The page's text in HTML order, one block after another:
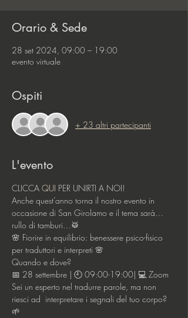
Orario & Sede
28 set 2024, 09:00 – 19:00
evento virtuale
Ospiti
+ 23 altri partecipanti
L'evento
CLICCA QUI PER UNIRTI A NOI!
Anche quest’anno torna il nostro evento in
occasione di San Girolamo e il tema sarà…
rullo di tamburi…🥁
🌸 Fiorire in equilibrio: benessere psico-fisico
per traduttori e interpreti 🌸
Quando e dove?
📅 28 settembre | 🕘 09:00-19:00| 💻 Zoom
Sei un esperto nel tradurre parole, ma non
riesci ad  interpretare i segnali del tuo corpo?
🌱